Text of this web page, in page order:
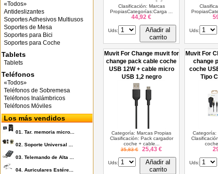
«Todos»
Antideslizantes
Soportes Adhesivos Multiusos
Soportes de Mesa
Soportes para Bici
Soportes para Coche
Tablets
Tablets
Teléfonos
«Todos»
Teléfonos de Sobremesa
Teléfonos Inalámbricos
Teléfonos Móviles
Los más vendidos
01. Tar. memoria micro...
02. Soporte Universal ...
03. Telemando de Alta ...
04. Auriculares Estére...
Clasificación: Marcas
PropiasCategorías:Carga ...
44,92 €
Uds:
Añadir al
carrito
Uds:
Muvit For Change muvit for
change pack cable coche
USB 12W + cable micro
USB 1,2 negro
Categoría: Marcas Propias
Clasificación: Pack cargador
coche + cable...
35,83 €
25,43 €
Uds:
Añadir al
carrito
Muvit For
change
coche
Tipo
Categoría:
Uds: